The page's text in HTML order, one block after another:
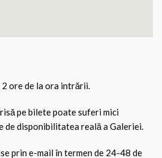
ore de la ora intrării.
pe bilete poate suferi mici
de disponibilitatea reală a Galeriei.
prin e-mail în termen de 24-48 de